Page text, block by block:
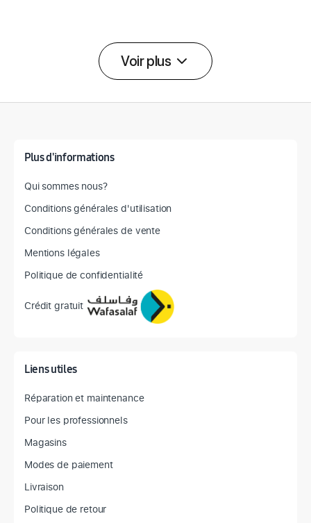
Voir plus
Plus d'informations
Qui sommes nous?
Conditions générales d'utilisation
Conditions générales de vente
Mentions légales
Politique de confidentialité
Crédit gratuit
Liens utiles
Réparation et maintenance
Pour les professionnels
Magasins
Modes de paiement
Livraison
Politique de retour